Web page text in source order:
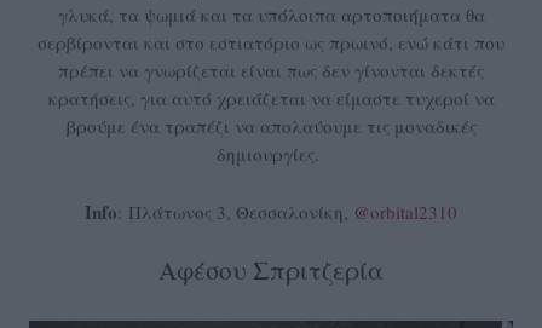
γλυκά, τα ψωμιά και τα υπόλοιπα αρτοποιήματα θα
σερβίρονται και στο εστιατόριο ως πρωινό, ενώ κάτι που
πρέπει να γνωρίζεται είναι πως δεν γίνονται δεκτές
κρατήσεις, για αυτό χρειάζεται να είμαστε τυχεροί να
βρούμε ένα τραπέζι να απολαύουμε τις μοναδικές
δημιουργίες.
Info: Πλάτωνος 3, Θεσσαλονίκη, @orbital2310
Αφέσου Σπριτζερία